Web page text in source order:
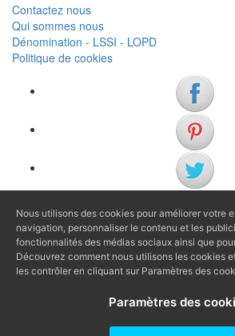
Contactez nous
Qui sommes nous
Dénomination - LSSI - LOPD
Politique de cookies
(+34) 972
(+34) 638
Nous utilisons des cookies pour améliorer votre
navigation, personnaliser le contenu et les
fonctionnalités des médias sociaux ainsi que
Découvrez comment nous utilisons les cookies
les contrôler en cliquant sur Paramètres des
Paramètres des